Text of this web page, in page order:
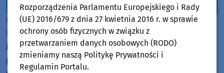
Powiat Kościerski
poniedziałek, 27 lipca 2026, 13:13
Mieszkanka powiatu kościerskiego kompletnie
pijana prowadziła samochód. 44-latka już straciła
Rozporządzenia Parlamentu Europejskiego i Rady
(UE) 2016/679 z dnia 27 kwietnia 2016 r. w sprawie
ochrony osób fizycznych w związku z
przetwarzaniem danych osobowych (RODO)
zmieniamy naszą Politykę Prywatności i
Regulamin Portalu.